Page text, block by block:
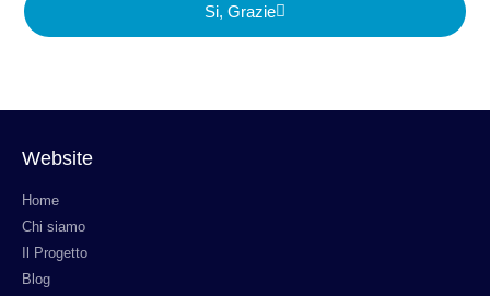
Si, Grazie
Website
Home
Chi siamo
Il Progetto
Blog